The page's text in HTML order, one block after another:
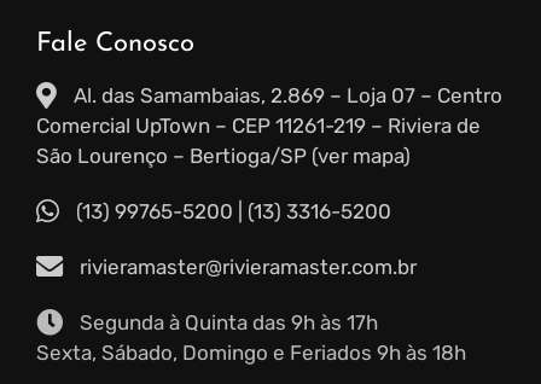
Fale Conosco
Al. das Samambaias, 2.869 – Loja 07 – Centro
Comercial UpTown – CEP 11261-219 – Riviera de
São Lourenço – Bertioga/SP (ver mapa)
(13) 99765-5200 (13) 3316-5200
rivieramaster@rivieramaster.com.br
Segunda à Quinta das 9h às 17h
Sexta, Sábado, Domingo e Feriados 9h às 18h